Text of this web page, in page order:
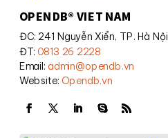
OPENDB® VIET NAM
ĐC: 241 Nguyễn Xiển, TP. Hà Nội
ĐT: 0813 26 2228
Email: admin@opendb.vn
Website:Opendb.vn